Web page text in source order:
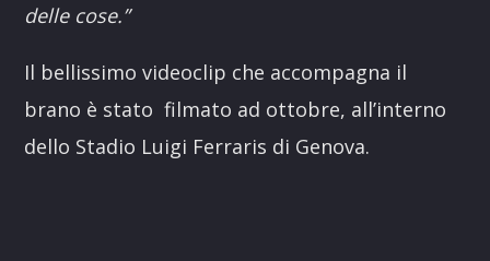
delle cose.”
Il bellissimo videoclip che accompagna il
brano è stato filmato ad ottobre, all’interno
dello Stadio Luigi Ferraris di Genova.